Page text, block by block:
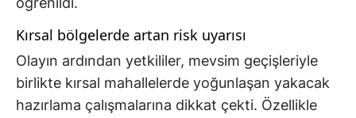
Kırsal bölgelerde artan risk uyarısı
Olayın ardından yetkililer, mevsim geçişleriyle
birlikte kırsal mahallelerde yoğunlaşan yakacak
hazırlama çalışmalarına dikkat çekti. Özellikle